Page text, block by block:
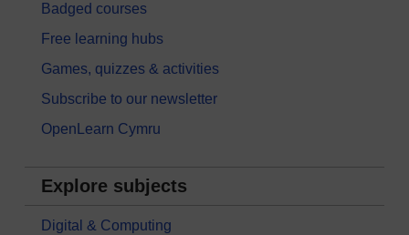
Badged courses
Free learning hubs
Games, quizzes & activities
Subscribe to our newsletter
OpenLearn Cymru
Explore subjects
Digital & Computing